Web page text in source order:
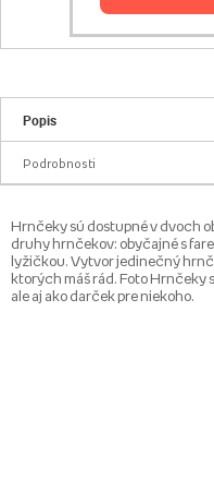
Popis
Podrobnosti
Hrnčeky sú dostupné v dvoch
druhy hrnčekov: obyčajné s
lyžičkou. Vytvor jedinečný
ktorých máš rád. Foto Hrnčeky
ale aj ako darček pre niekoho.